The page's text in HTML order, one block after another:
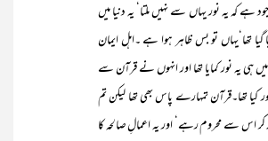
ہے کہ یہ نور یہاں سے نہیں ملتا‘ یہ دنیا میں
تھا‘یہاں تو بس ظاہر ہوا ہے ۔اہل ایمان
ہی یہ نور کمایا تھا اور انہوں نے قرآن سے
کیا تھا۔قرآن تمہارے پاس بھی تھا لیکن تم
اس سے محروم رہے‘ اور یہ اعمالِ صالحہ کا